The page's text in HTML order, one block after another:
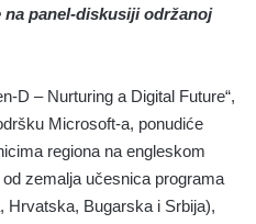
panel-diskusiji održanoj
D – Nurturing a Digital Future“,
Microsoft-a, ponudiće
regiona na engleskom
zemalja učesnica programa
Hrvatska, Bugarska i Srbija),